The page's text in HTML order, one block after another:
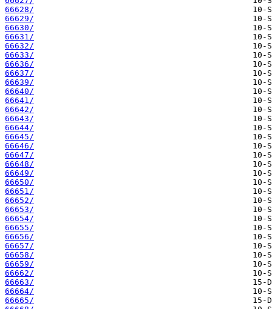
66628/
66629/
66630/
66631/
66632/
66633/
66636/
66637/
66639/
66640/
66641/
66642/
66643/
66644/
66645/
66646/
66647/
66648/
66649/
66650/
66651/
66652/
66653/
66654/
66655/
66656/
66657/
66658/
66659/
66662/
66663/
66664/
66665/